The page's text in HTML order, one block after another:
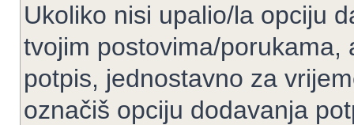
Ukoliko nisi upalio/la opciju
tvojim postovima/
potpis, jednostavno za
označiš opciju dodavanja